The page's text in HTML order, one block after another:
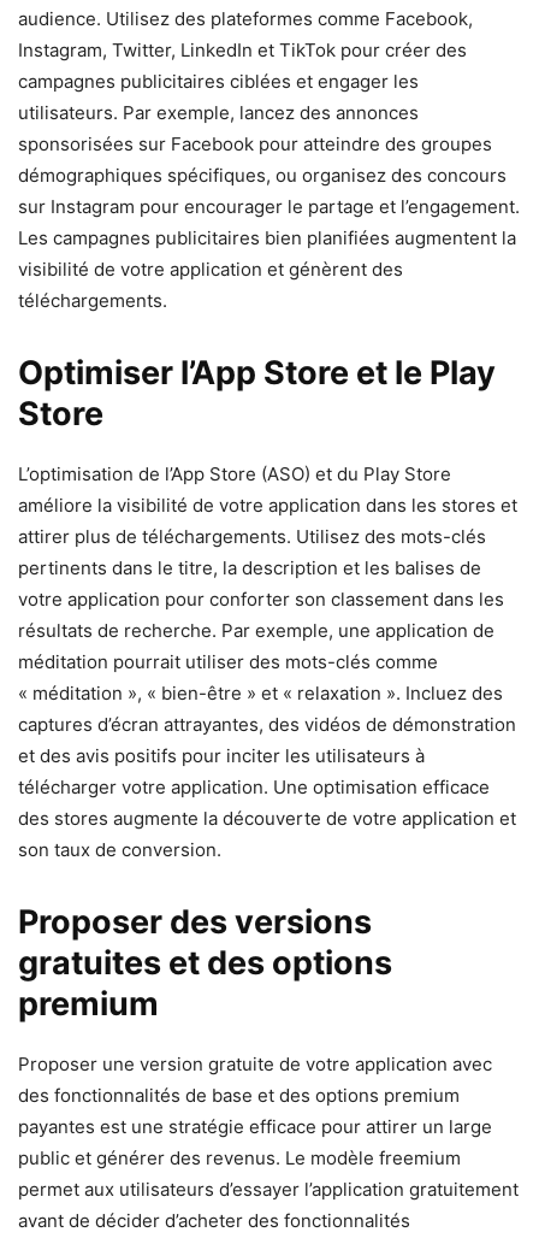
audience. Utilisez des plateformes comme Facebook,
Instagram, Twitter, LinkedIn et TikTok pour créer des
campagnes publicitaires ciblées et engager les
utilisateurs. Par exemple, lancez des annonces
sponsorisées sur Facebook pour atteindre des groupes
démographiques spécifiques, ou organisez des concours
sur Instagram pour encourager le partage et l’engagement.
Les campagnes publicitaires bien planifiées augmentent la
visibilité de votre application et génèrent des
téléchargements.
Optimiser l’App Store et le Play
Store
L’optimisation de l’App Store (ASO) et du Play Store
améliore la visibilité de votre application dans les stores et
attirer plus de téléchargements. Utilisez des mots-clés
pertinents dans le titre, la description et les balises de
votre application pour conforter son classement dans les
résultats de recherche. Par exemple, une application de
méditation pourrait utiliser des mots-clés comme
« méditation », « bien-être » et « relaxation ». Incluez des
captures d’écran attrayantes, des vidéos de démonstration
et des avis positifs pour inciter les utilisateurs à
télécharger votre application. Une optimisation efficace
des stores augmente la découverte de votre application et
son taux de conversion.
Proposer des versions
gratuites et des options
premium
Proposer une version gratuite de votre application avec
des fonctionnalités de base et des options premium
payantes est une stratégie efficace pour attirer un large
public et générer des revenus. Le modèle freemium
permet aux utilisateurs d’essayer l’application gratuitement
avant de décider d’acheter des fonctionnalités